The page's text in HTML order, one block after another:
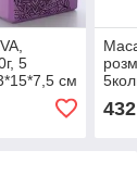
5
см
432